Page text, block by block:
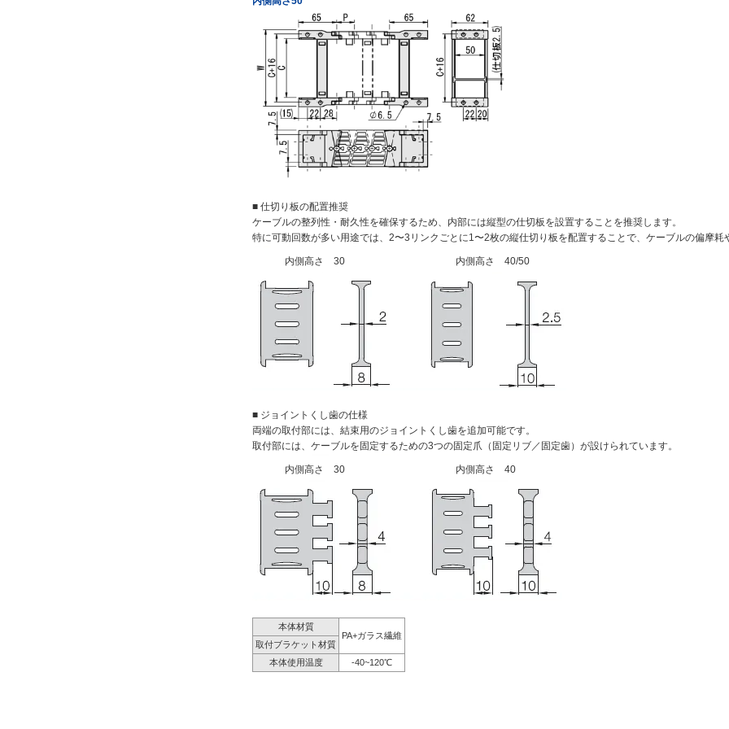
■ 仕切り板の配置推奨
ケーブルの整列性・耐久性を確保するため、内部には縦型の仕切板を設置することを推奨します。
特に可動回数が多い用途では、2〜3リンクごとに1〜2枚の縦仕切り板を配置することで、ケーブルの偏摩耗
内側高さ 30 内側高さ 40/50
■ ジョイントくし歯の仕様
両端の取付部には、結束用のジョイントくし歯を追加可能です。
取付部には、ケーブルを固定するための3つの固定爪（固定リブ／固定歯）が設けられています。
内側高さ 30 内側高さ 40
本体材質
PA+ガラス繊維
取付ブラケット材質
本体使用温度
-40~120℃